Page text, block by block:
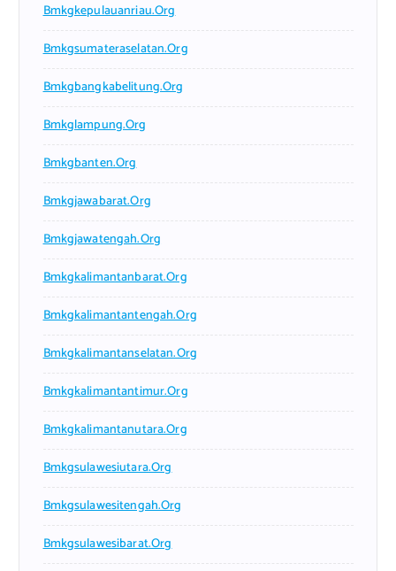
Bmkgkepulauanriau.org
Bmkgsumateraselatan.org
Bmkgbangkabelitung.org
Bmkglampung.org
Bmkgbanten.org
Bmkgjawabarat.org
Bmkgjawatengah.org
Bmkgkalimantanbarat.org
Bmkgkalimantantengah.org
Bmkgkalimantanselatan.org
Bmkgkalimantantimur.org
Bmkgkalimantanutara.org
Bmkgsulawesiutara.org
Bmkgsulawesitengah.org
Bmkgsulawesibarat.org